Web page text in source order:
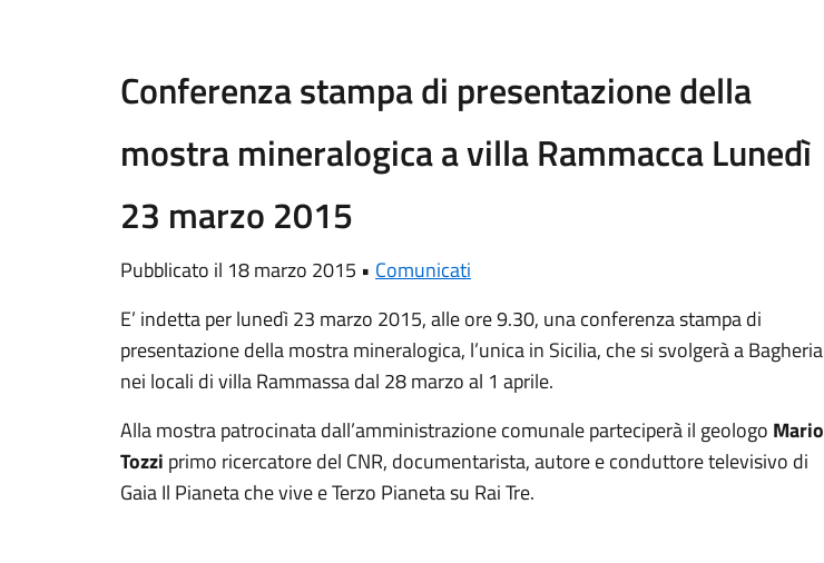
Conferenza stampa di presentazione della
mostra mineralogica a villa Rammacca Lunedì
23 marzo 2015
Pubblicato il 18 marzo 2015 • Comunicati
E’ indetta per lunedì 23 marzo 2015, alle ore 9.30, una conferenza stampa di
presentazione della mostra mineralogica, l’unica in Sicilia, che si svolgerà a Bagheria
nei locali di villa Rammassa dal 28 marzo al 1 aprile.
Alla mostra patrocinata dall’amministrazione comunale parteciperà il geologo Mario
Tozzi primo ricercatore del CNR, documentarista, autore e conduttore televisivo di
Gaia Il Pianeta che vive e Terzo Pianeta su Rai Tre.